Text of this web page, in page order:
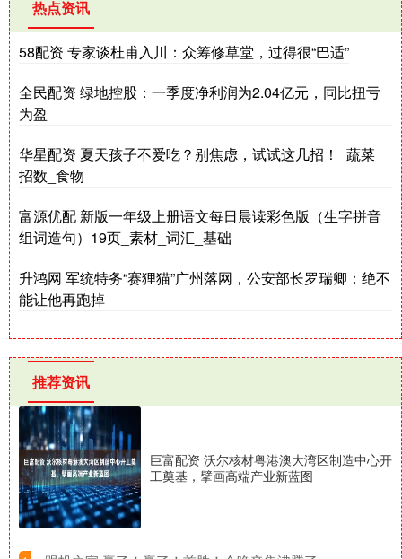
热点资讯
58配资 专家谈杜甫入川：众筹修草堂，过得很“巴适”
全民配资 绿地控股：一季度净利润为2.04亿元，同比扭亏
为盈
华星配资 夏天孩子不爱吃？别焦虑，试试这几招！_蔬菜_
招数_食物
富源优配 新版一年级上册语文每日晨读彩色版（生字拼音
组词造句）19页_素材_词汇_基础
升鸿网 军统特务“赛狸猫”广州落网，公安部长罗瑞卿：绝不
能让他再跑掉
推荐资讯
巨富配资 沃尔核材粤港澳大湾区制造中心开
工奠基，擘画高端产业新蓝图